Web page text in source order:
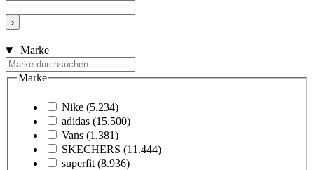
›
Marke
Marke
Nike (5.234)
adidas (15.500)
Vans (1.381)
SKECHERS (11.444)
superfit (8.936)